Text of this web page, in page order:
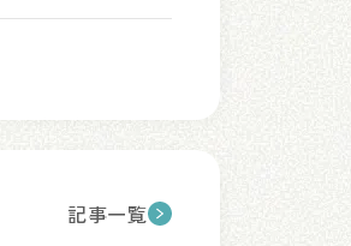
記事一覧